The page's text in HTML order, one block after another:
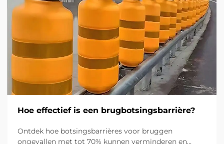
Hoe effectief is een brugbotsingsbarrière?
Ontdek hoe botsingsbarrières voor bruggen
ongevallen met tot 70% kunnen verminderen en